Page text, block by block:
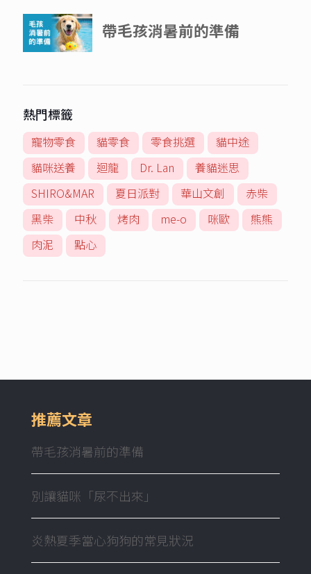
熱門標籤
寵物零食 貓零食 零食挑選
貓中途
貓咪送養
迴龍 Dr. Lan
養貓迷思
SHIRO&MAR
夏日派對 華山文創
赤柴
黑柴
中秋 烤肉 me-o 咪歐
熊熊
肉泥
點心
推薦文章
帶毛孩消暑前的準備
別讓貓咪「尿不出來」
炎熱夏季當心狗狗的常見狀況